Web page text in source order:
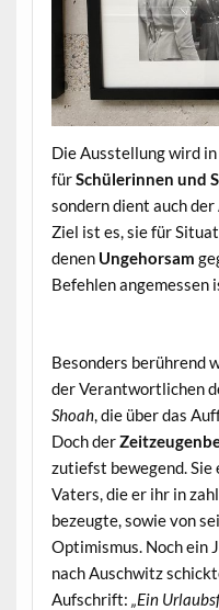
Die Ausstellung wird
fürSchülerinnen und
sondern dient auch der
Ziel ist es, sie für
denen Ungehorsam
Befehlen angemessen
Besonders berührend
der Verantwortlichen
Shoah, die über das
Doch der
zutiefst bewegend.
Vaters, die er ihr in
bezeugte, sowie von
Optimismus. Noch ein
nach Auschwitz
Aufschrift: „Ein